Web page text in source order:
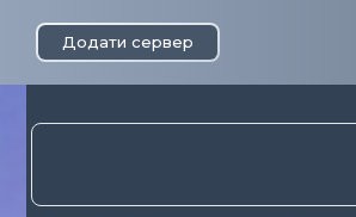
Додати сервер